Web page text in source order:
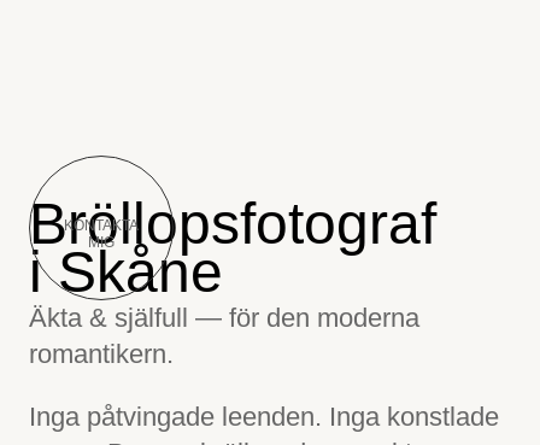
Bröllopsfotograf
i Skåne
KONTAKTA
MIG
Äkta & själfull — för den moderna
romantikern.
Inga påtvingade leenden. Inga konstlade